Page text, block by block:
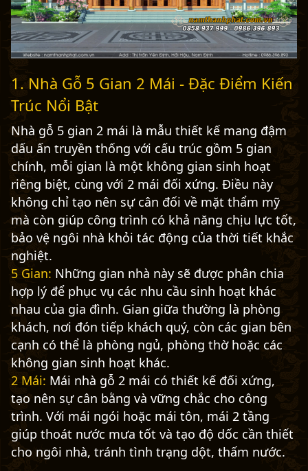
1. Nhà Gỗ 5 Gian 2 Mái - Đặc Điểm Kiến
Trúc Nổi Bật
Nhà gỗ 5 gian 2 mái là mẫu thiết kế mang đậm
dấu ấn truyền thống với cấu trúc gồm 5 gian
chính, mỗi gian là một không gian sinh hoạt
riêng biệt, cùng với 2 mái đối xứng. Điều này
không chỉ tạo nên sự cân đối về mặt thẩm mỹ
mà còn giúp công trình có khả năng chịu lực tốt,
bảo vệ ngôi nhà khỏi tác động của thời tiết khắc
nghiệt.
5 Gian: Những gian nhà này sẽ được phân chia
hợp lý để phục vụ các nhu cầu sinh hoạt khác
nhau của gia đình. Gian giữa thường là phòng
khách, nơi đón tiếp khách quý, còn các gian bên
cạnh có thể là phòng ngủ, phòng thờ hoặc các
không gian sinh hoạt khác.
2 Mái: Mái nhà gỗ 2 mái có thiết kế đối xứng,
tạo nên sự cân bằng và vững chắc cho công
trình. Với mái ngói hoặc mái tôn, mái 2 tầng
giúp thoát nước mưa tốt và tạo độ dốc cần thiết
cho ngôi nhà, tránh tình trạng dột, thấm nước.